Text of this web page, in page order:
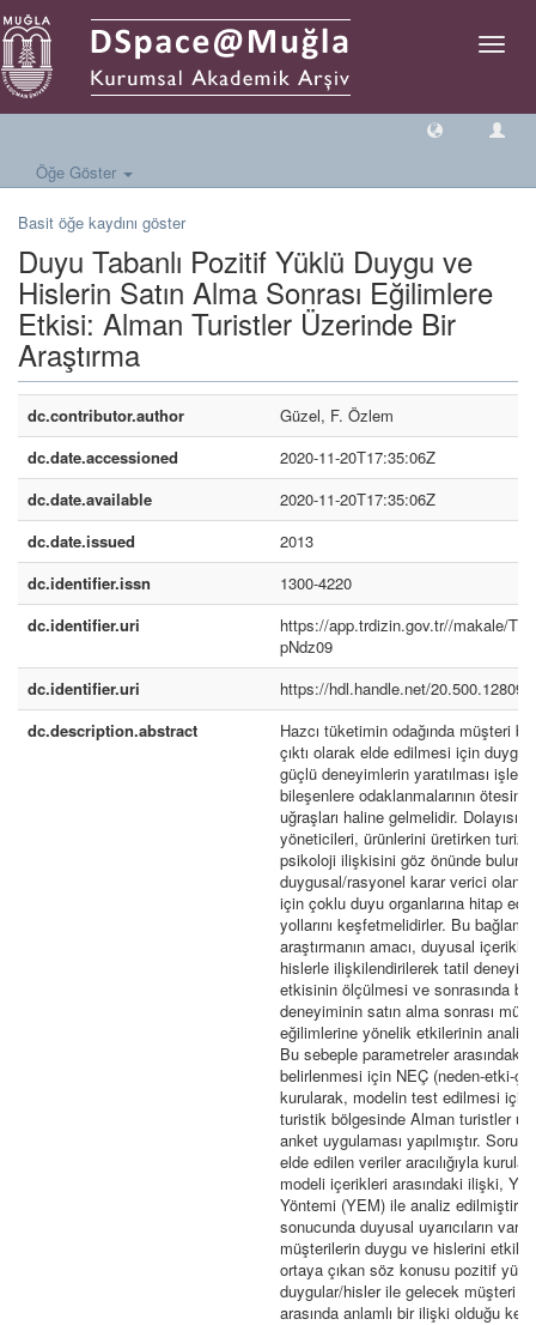
Geçiş
Öğe Göster
Basit öğe kaydını göster
Duyu Tabanlı Pozitif Yüklü Duygu ve
Hislerin Satın Alma Sonrası Eğilimlere
Etkisi: Alman Turistler Üzerinde Bir
Araştırma
dc.contributor.author
Güzel, F. Özlem
dc.date.accessioned
2020-11-20T17:35:06Z
dc.date.available
2020-11-20T17:35:06Z
dc.date.issued
2013
dc.identifier.issn
1300-4220
dc.identifier.uri
https://app.trdizin.gov.tr//makale/
pNdz09
dc.identifier.uri
https://hdl.handle.net/20.500.12809/
dc.description.abstract
Hazcı tüketimin odağında müşteri
çıktı olarak elde edilmesi için duygu/
güçlü deneyimlerin yaratılması
bileşenlere odaklanmalarının
uğraşları haline gelmelidir.
yöneticileri, ürünlerini üretirken
psikoloji ilişkisini göz önünde
duygusal/rasyonel karar verici olan
için çoklu duyu organlarına hitap
yollarını keşfetmelidirler. Bu
araştırmanın amacı, duyusal
hislerle ilişkilendirilerek tatil
etkisinin ölçülmesi ve sonrasında
deneyiminin satın alma sonrası
eğilimlerine yönelik etkilerinin analiz
Bu sebeple parametreler arasındaki
belirlenmesi için NEÇ (neden-etki-
kurularak, modelin test edilmesi için
turistik bölgesinde Alman turistler
anket uygulaması yapılmıştır. Soru
elde edilen veriler aracılığıyla
modeli içerikleri arasındaki ilişki,
Yöntemi (YEM) ile analiz edilmiştir.
sonucunda duyusal uyarıcıların
müşterilerin duygu ve hislerini
ortaya çıkan söz konusu pozitif
duygular/hisler ile gelecek müşteri
arasında anlamlı bir ilişki olduğu